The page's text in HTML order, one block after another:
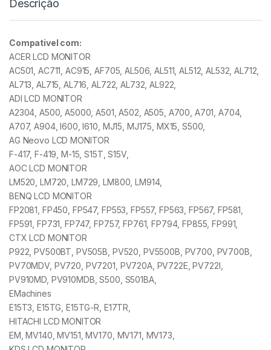
Descrição
Compativel com:
ACER LCD MONITOR
AC501, AC711, AC915, AF705, AL506, AL511, AL512, AL532, AL712,
AL713, AL715, AL716, AL722, AL732, AL922,
ADI LCD MONITOR
A2304, A500, A5000, A501, A502, A505, A700, A701, A704,
A707, A904, I600, I610, MJ15, MJ175, MX15, S500,
AG Neovo LCD MONITOR
F-417, F-419, M-15, S15T, S15V,
AOC LCD MONITOR
LM520, LM720, LM729, LM800, LM914,
BENQ LCD MONITOR
FP2081, FP450, FP547, FP553, FP557, FP563, FP567, FP581,
FP591, FP731, FP747, FP757, FP761, FP794, FP855, FP991,
CTX LCD MONITOR
P922, PV500BT, PV505B, PV520, PV5500B, PV700, PV700B,
PV70MDV, PV720, PV7201, PV720A, PV722E, PV722I,
PV910MD, PV910MDB, S500, S501BA,
EMachines
E15T3, E15TG, E15TG-R, E17TR,
HITACHI LCD MONITOR
EM, MV140, MV151, MV170, MV171, MV173,